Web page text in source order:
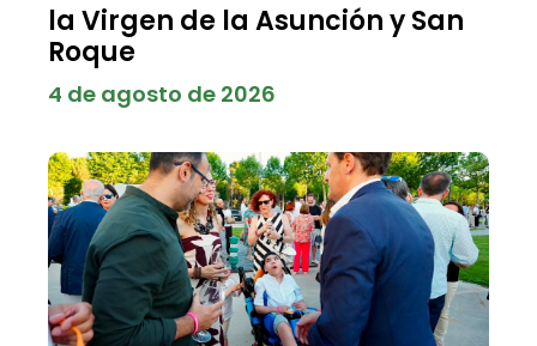
la Virgen de la Asunción y San
Roque
4 de agosto de 2026